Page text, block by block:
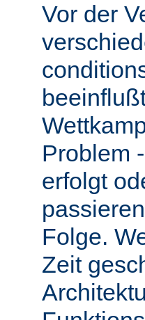
Vor der
Problem
erfolgt
Folge.
Zeit